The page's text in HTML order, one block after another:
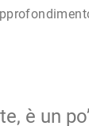
è un